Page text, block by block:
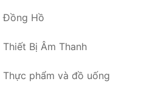
Đồng Hồ
Thiết Bị Âm Thanh
Thực phẩm và đồ uống